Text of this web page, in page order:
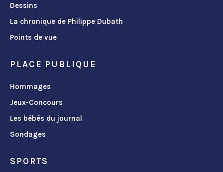
Dessins
La chronique de Philippe Dubath
Points de vue
PLACE PUBLIQUE
Hommages
Jeux-Concours
Les bébés du journal
Sondages
SPORTS